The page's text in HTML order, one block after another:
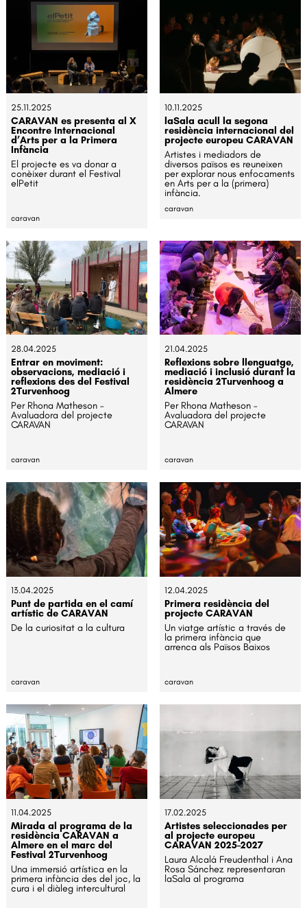
25.11.2025
CARAVAN es presenta al X
Encontre Internacional
d’Arts per a la Primera
Infància
El projecte es va donar a
conèixer durant el Festival
elPetit
caravan
10.11.2025
laSala acull la segona
residència internacional del
projecte europeu CARAVAN
Artistes i mediadors de
diversos països es reuneixen
per explorar nous enfocaments
en Arts per a la (primera)
infància.
caravan
28.04.2025
Entrar en moviment:
observacions, mediació i
reflexions des del Festival
2Turvenhoog
Per Rhona Matheson –
Avaluadora del projecte
CARAVAN
caravan
21.04.2025
Reflexions sobre llenguatge,
mediació i inclusió durant la
residència 2Turvenhoog a
Almere
Per Rhona Matheson –
Avaluadora del projecte
CARAVAN
caravan
13.04.2025
Punt de partida en el camí
artístic de CARAVAN
De la curiositat a la cultura
caravan
12.04.2025
Primera residència del
projecte CARAVAN
Un viatge artístic a través de
la primera infància que
arrenca als Països Baixos
caravan
11.04.2025
Mirada al programa de la
residència CARAVAN a
Almere en el marc del
Festival 2Turvenhoog
Una immersió artística en la
primera infància des del joc, la
cura i el diàleg intercultural
17.02.2025
Artistes seleccionades per
al projecte europeu
CARAVAN 2025–2027
Laura Alcalá Freudenthal i Ana
Rosa Sánchez representaran
laSala al programa